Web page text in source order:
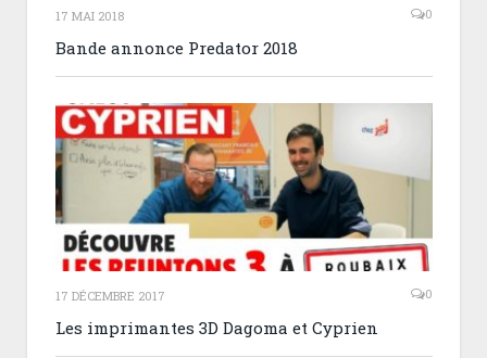
17 MAI 2018 0
Bande annonce Predator 2018
17 DÉCEMBRE 2017 0
Les imprimantes 3D Dagoma et Cyprien